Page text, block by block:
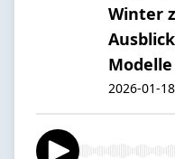
Winter
Modelle
2026-01-18